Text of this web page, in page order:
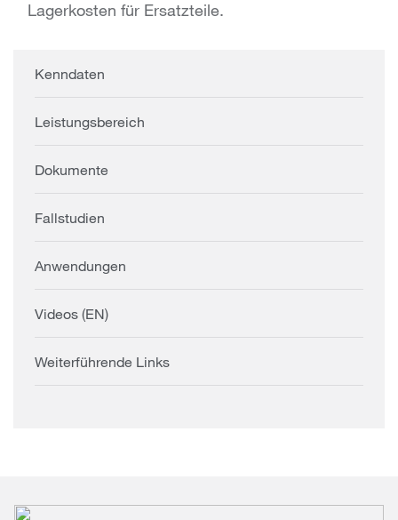
Lagerkosten für Ersatzteile.
Kenndaten
Leistungsbereich
Dokumente
Fallstudien
Anwendungen
Videos (EN)
Weiterführende Links